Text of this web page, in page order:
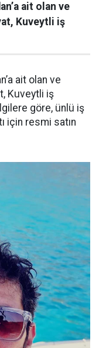
ait olan ve
Kuveytli iş
ait olan ve
Kuveytli iş
göre, ünlü iş
için resmi satın